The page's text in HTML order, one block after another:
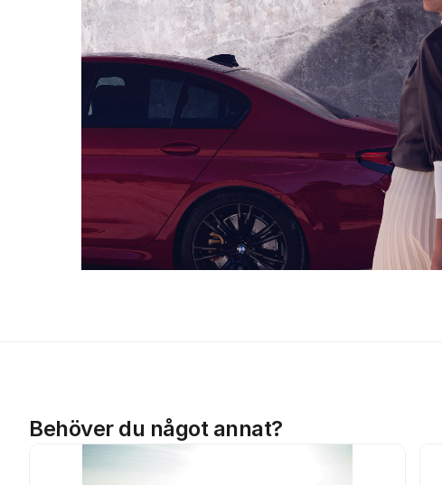
Behöver du något annat?